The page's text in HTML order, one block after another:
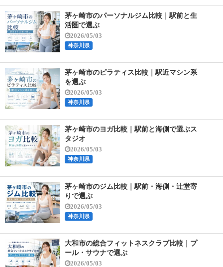
茅ヶ崎市のパーソナルジム比較｜駅前と生
活圏で選ぶ
2026/05/03
神奈川県
茅ヶ崎市のピラティス比較｜駅近マシン系
を選ぶ
2026/05/03
神奈川県
茅ヶ崎市のヨガ比較｜駅前と海側で選ぶス
タジオ
2026/05/03
神奈川県
茅ヶ崎市のジム比較｜駅前・海側・辻堂寄
りで選ぶ
2026/05/03
神奈川県
大和市の総合フィットネスクラブ比較｜プ
ール・サウナで選ぶ
2026/05/03